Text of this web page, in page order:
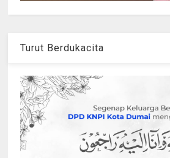
Turut Berdukacita